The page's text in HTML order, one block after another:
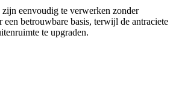
eenvoudig te verwerken zonder
betrouwbare basis, terwijl de antraciete
te upgraden.